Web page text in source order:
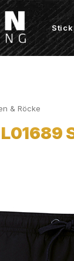
& Röcke